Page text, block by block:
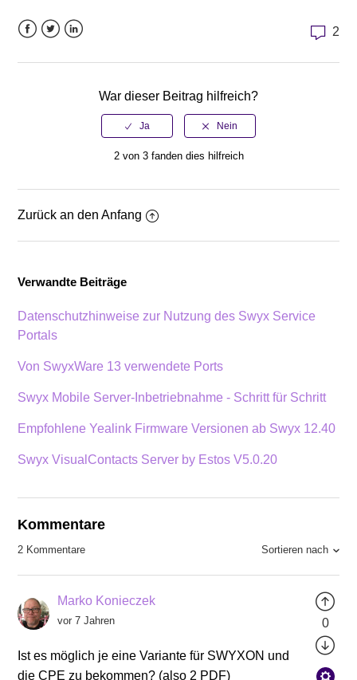
2
War dieser Beitrag hilfreich?
2 von 3 fanden dies hilfreich
Zurück an den Anfang
Verwandte Beiträge
Datenschutzhinweise zur Nutzung des Swyx Service
Portals
Von SwyxWare 13 verwendete Ports
Swyx Mobile Server-Inbetriebnahme - Schritt für Schritt
Empfohlene Yealink Firmware Versionen ab Swyx 12.40
Swyx VisualContacts Server by Estos V5.0.20
Kommentare
2 Kommentare Sortieren nach
Marko Konieczek
vor 7 Jahren
Ist es möglich je eine Variante für SWYXON und
die CPE zu bekommen? (also 2 PDF)
0